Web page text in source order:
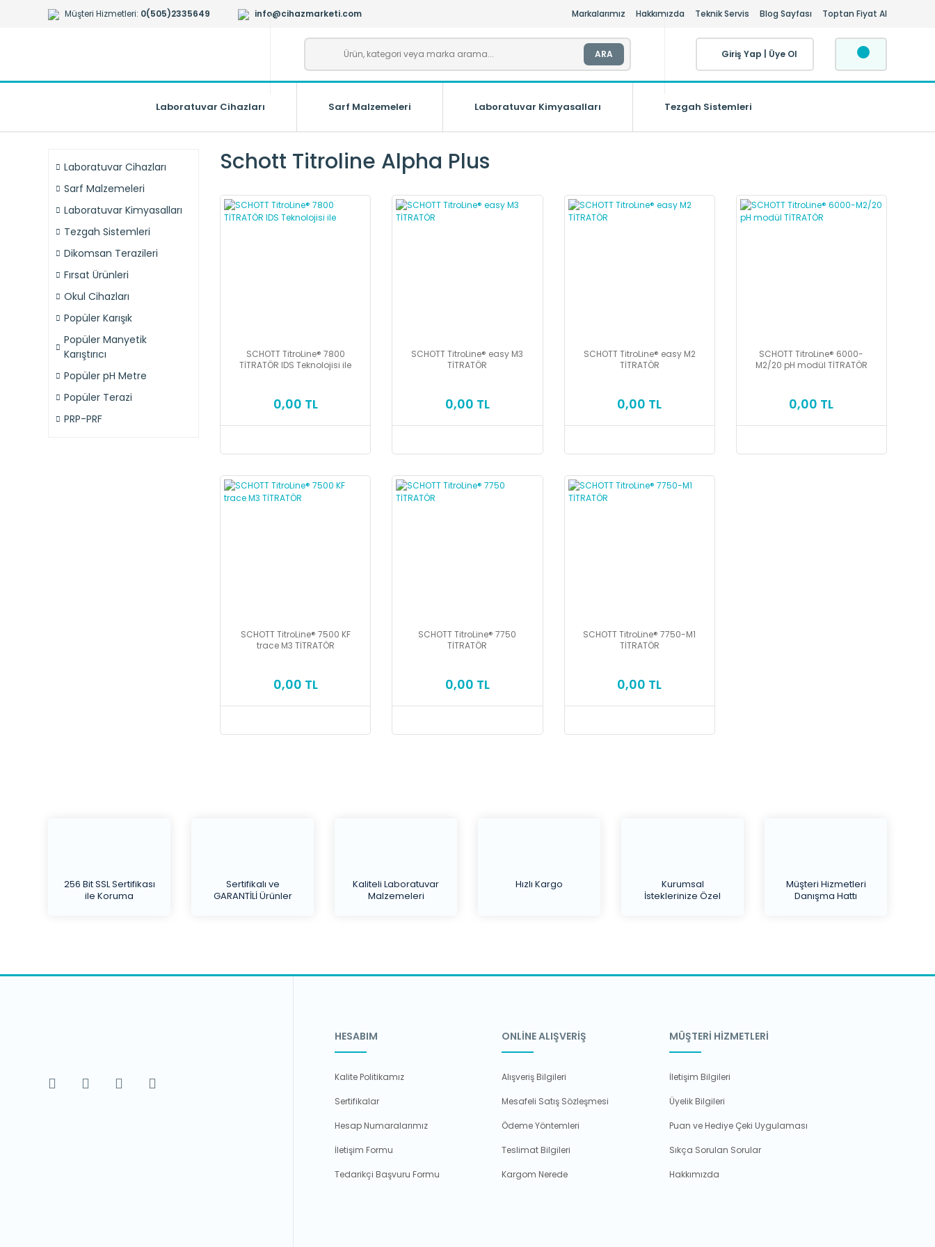
Müşteri Hizmetleri: 0(505)2335649 info@cihazmarketi.com Markalarımız Hakkımızda Teknik Servis Blog Sayfası Toptan Fiyat Al
ARA Giriş Yap Üye Ol
Laboratuvar Cihazları Sarf Malzemeleri Laboratuvar Kimyasalları Tezgah Sistemleri
Laboratuvar Cihazları
Sarf Malzemeleri
Laboratuvar Kimyasalları
Tezgah Sistemleri
Dikomsan Terazileri
Fırsat Ürünleri
Okul Cihazları
Popüler Karışık
Popüler Manyetik
Karıştırıcı
Popüler pH Metre
Popüler Terazi
PRP-PRF
Schott Titroline Alpha Plus
SCHOTT TitroLine® 7800
TİTRATÖR IDS Teknolojisi ile
0,00 TL
SCHOTT TitroLine® easy M3
TİTRATÖR
0,00 TL
SCHOTT TitroLine® easy M2
TİTRATÖR
0,00 TL
SCHOTT TitroLine® 6000-
M2/20 pH modül TİTRATÖR
0,00 TL
SCHOTT TitroLine® 7500 KF
trace M3 TİTRATÖR
0,00 TL
SCHOTT TitroLine® 7750
TİTRATÖR
0,00 TL
SCHOTT TitroLine® 7750-M1
TİTRATÖR
0,00 TL
256 Bit SSL Sertifikası
ile Koruma
Sertifikalı ve
GARANTİLİ Ürünler
Kaliteli Laboratuvar
Malzemeleri
Hızlı Kargo
Kurumsal
İsteklerinize Özel
Müşteri Hizmetleri
Danışma Hattı
HESABIM
Kalite Politikamız
Sertifikalar
Hesap Numaralarımız
İletişim Formu
Tedarikçi Başvuru Formu
ONLİNE ALIŞVERİŞ
Alışveriş Bilgileri
Mesafeli Satış Sözleşmesi
Ödeme Yöntemleri
Teslimat Bilgileri
Kargom Nerede
MÜŞTERİ HİZMETLERİ
İletişim Bilgileri
Üyelik Bilgileri
Puan ve Hediye Çeki Uygulaması
Sıkça Sorulan Sorular
Hakkımızda